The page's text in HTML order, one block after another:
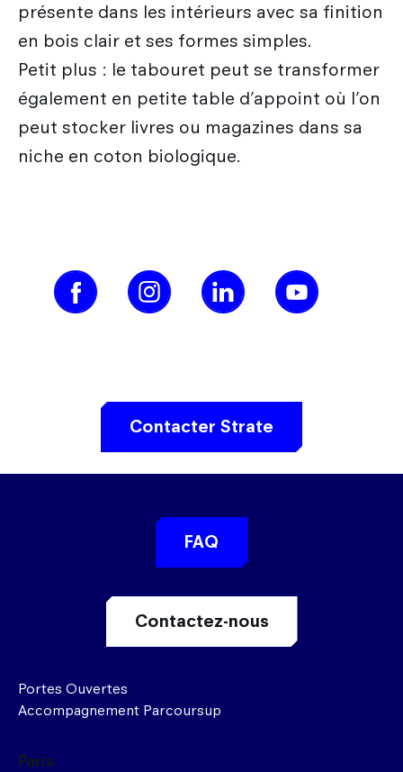
présente dans les intérieurs avec sa finition
en bois clair et ses formes simples.
Petit plus : le tabouret peut se transformer
également en petite table d’appoint où l’on
peut stocker livres ou magazines dans sa
niche en coton biologique.
Contacter Strate
Portes Ouvertes
Accompagnement Parcoursup
FAQ
Contactez-nous
Paris